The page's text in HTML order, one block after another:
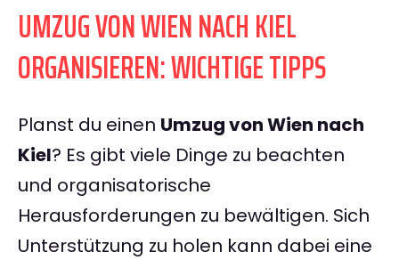
UMZUG VON WIEN NACH KIEL
ORGANISIEREN: WICHTIGE TIPPS
Planst du einen Umzug von Wien nach
Kiel? Es gibt viele Dinge zu beachten
und organisatorische
Herausforderungen zu bewältigen. Sich
Unterstützung zu holen kann dabei eine